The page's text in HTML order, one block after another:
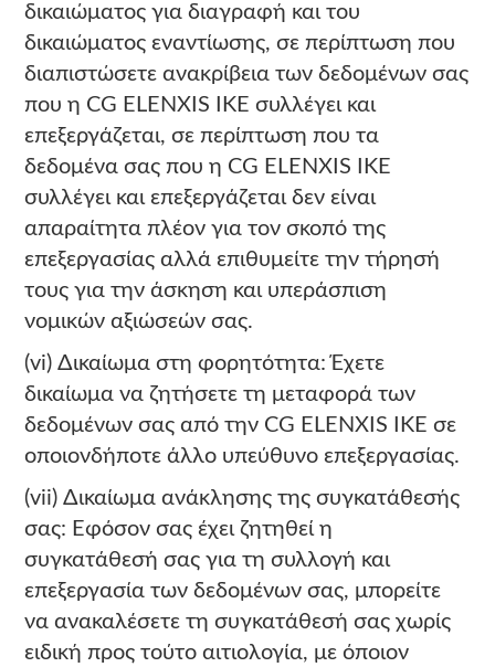
δικαιώματος για διαγραφή και του
δικαιώματος εναντίωσης, σε περίπτωση που
διαπιστώσετε ανακρίβεια των δεδομένων σας
που η CG ELENXIS IKE συλλέγει και
επεξεργάζεται, σε περίπτωση που τα
δεδομένα σας που η CG ELENXIS ΙΚΕ
συλλέγει και επεξεργάζεται δεν είναι
απαραίτητα πλέον για τον σκοπό της
επεξεργασίας αλλά επιθυμείτε την τήρησή
τους για την άσκηση και υπεράσπιση
νομικών αξιώσεών σας.
(vi) Δικαίωμα στη φορητότητα: Έχετε
δικαίωμα να ζητήσετε τη μεταφορά των
δεδομένων σας από την CG ELENXIS ΙΚΕ σε
οποιονδήποτε άλλο υπεύθυνο επεξεργασίας.
(vii) Δικαίωμα ανάκλησης της συγκατάθεσής
σας: Εφόσον σας έχει ζητηθεί η
συγκατάθεσή σας για τη συλλογή και
επεξεργασία των δεδομένων σας, μπορείτε
να ανακαλέσετε τη συγκατάθεσή σας χωρίς
ειδική προς τούτο αιτιολογία, με όποιον